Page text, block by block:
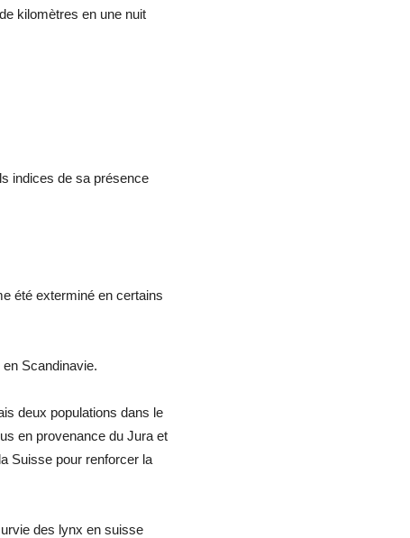
kilomètres en une nuit
indices de sa présence
été exterminé en certains
Scandinavie.
deux populations dans le
en provenance du Jura et
Suisse pour renforcer la
des lynx en suisse